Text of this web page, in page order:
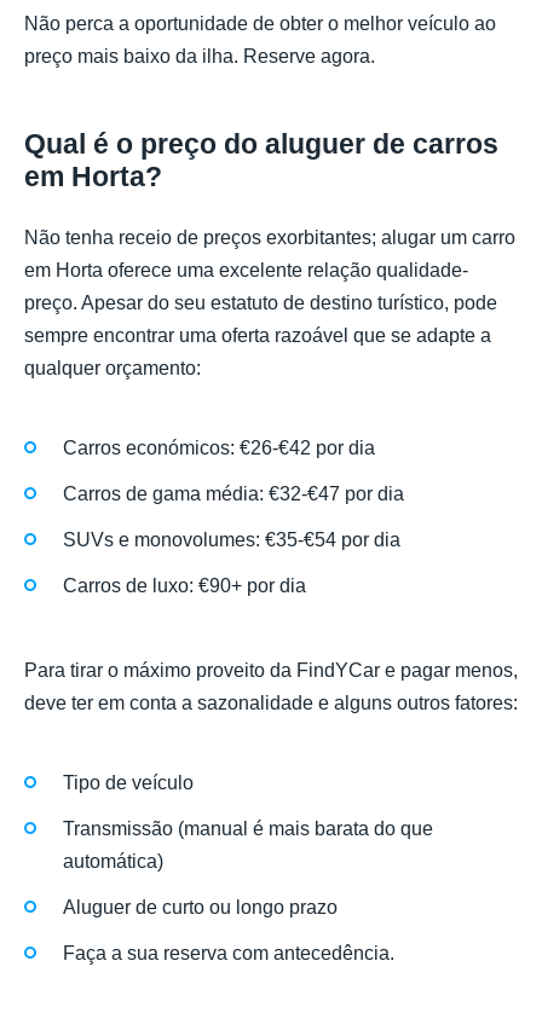
Não perca a oportunidade de obter o melhor veículo ao
preço mais baixo da ilha. Reserve agora.
Qual é o preço do aluguer de carros
em Horta?
Não tenha receio de preços exorbitantes; alugar um carro
em Horta oferece uma excelente relação qualidade-
preço. Apesar do seu estatuto de destino turístico, pode
sempre encontrar uma oferta razoável que se adapte a
qualquer orçamento:
Carros económicos: €26-€42 por dia
Carros de gama média: €32-€47 por dia
SUVs e monovolumes: €35-€54 por dia
Carros de luxo: €90+ por dia
Para tirar o máximo proveito da FindYCar e pagar menos,
deve ter em conta a sazonalidade e alguns outros fatores:
Tipo de veículo
Transmissão (manual é mais barata do que
automática)
Aluguer de curto ou longo prazo
Faça a sua reserva com antecedência.